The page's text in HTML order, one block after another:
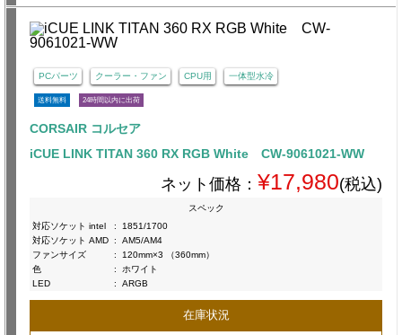
PCパーツ クーラー・ファン CPU用 一体型水冷
送料無料 24時間以内に出荷
CORSAIR コルセア
iCUE LINK TITAN 360 RX RGB White CW-9061021-WW
ネット価格： ¥17,980(税込)
スペック
対応ソケット intel
:
1851/1700
対応ソケット AMD :
AM5/AM4
ファンサイズ
:
120mm×3 （360mm）
色
:
ホワイト
LED
: ARGB
在庫状況